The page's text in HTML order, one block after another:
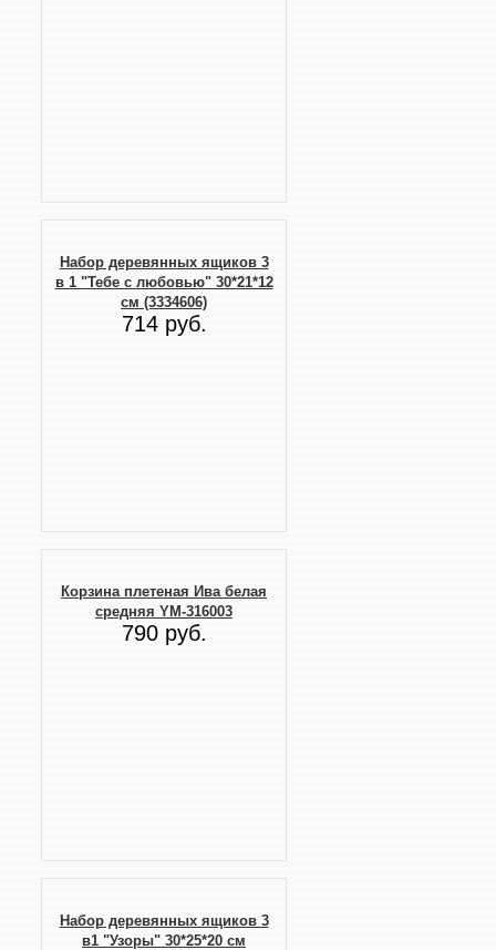
Набор деревянных ящиков 3
в 1 "Тебе с любовью" 30*21*12
см (3334606)
714 руб.
Корзина плетеная Ива белая
средняя YM-316003
790 руб.
Набор деревянных ящиков 3
в1 "Узоры" 30*25*20 см